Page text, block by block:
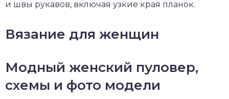
и швы рукавов, включая узкие края планок.
Вязание для женщин
Модный женский пуловер,
схемы и фото модели